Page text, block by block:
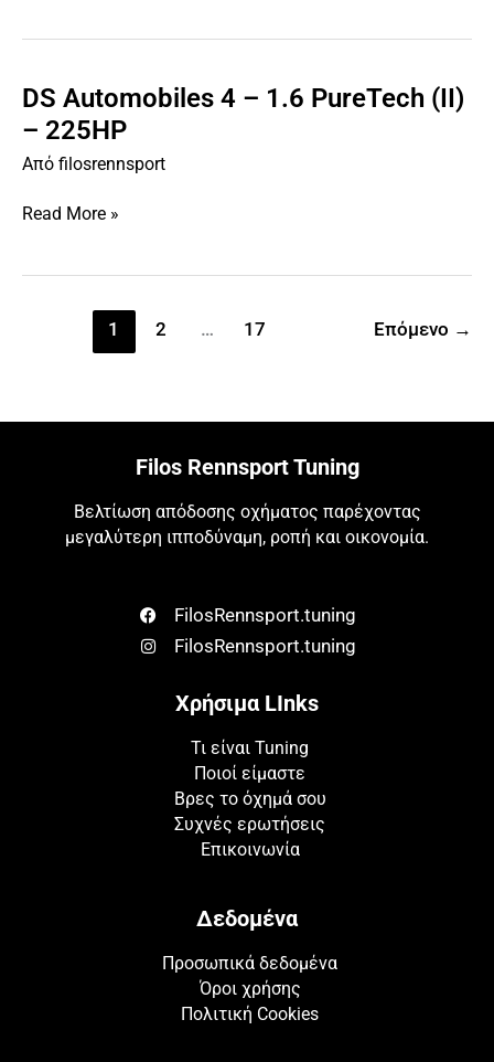
–
DS Automobiles 4 – 1.6 PureTech (II)
– 225HP
Από filosrennsport
DS
Automobiles
–
PureTech
–
Read More »
1 2 … 17 Επόμενο →
Filos Rennsport Tuning
Βελτίωση απόδοσης οχήματος παρέχοντας
μεγαλύτερη ιπποδύναμη, ροπή και οικονομία.
FilosRennsport.tuning
FilosRennsport.tuning
Χρήσιμα LInks
Τι είναι Tuning
Ποιοί είμαστε
Βρες το όχημά σου
Συχνές ερωτήσεις
Επικοινωνία
Δεδομένα
Προσωπικά δεδομένα
Όροι χρήσης
Πολιτική Cookies